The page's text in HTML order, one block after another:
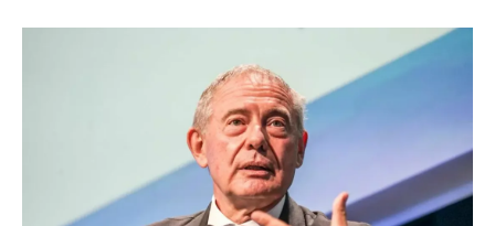
POLITICA
POLITICA
POLITICA